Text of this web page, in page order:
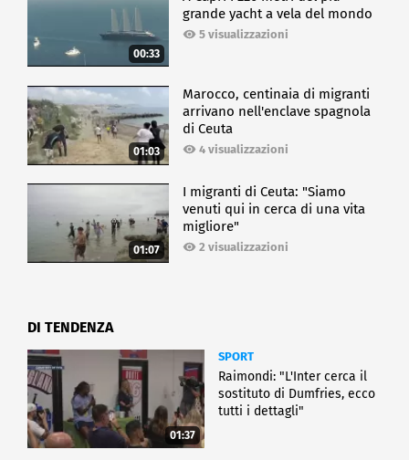
00:33
grande yacht a vela del mondo
5 visualizzazioni
01:03
Marocco, centinaia di migranti
arrivano nell'enclave spagnola
di Ceuta
4 visualizzazioni
01:07
I migranti di Ceuta: "Siamo
venuti qui in cerca di una vita
migliore"
2 visualizzazioni
DI TENDENZA
01:37
SPORT
Raimondi: "L'Inter cerca il
sostituto di Dumfries, ecco
tutti i dettagli"